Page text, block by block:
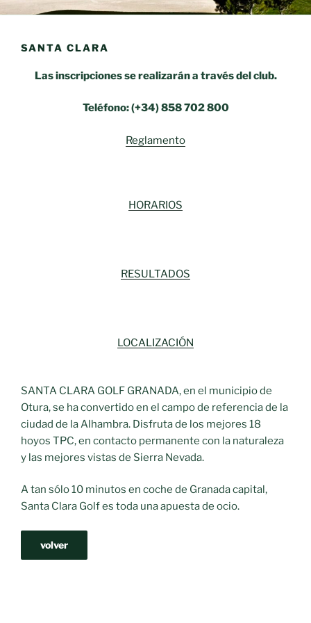
SANTA CLARA
Las inscripciones se realizarán a través del club.
Teléfono: (+34) 858 702 800
Reglamento
HORARIOS
RESULTADOS
LOCALIZACIÓN
SANTA CLARA GOLF GRANADA, en el municipio de
Otura, se ha convertido en el campo de referencia de la
ciudad de la Alhambra. Disfruta de los mejores 18
hoyos TPC, en contacto permanente con la naturaleza
y las mejores vistas de Sierra Nevada.
A tan sólo 10 minutos en coche de Granada capital,
Santa Clara Golf es toda una apuesta de ocio.
volver